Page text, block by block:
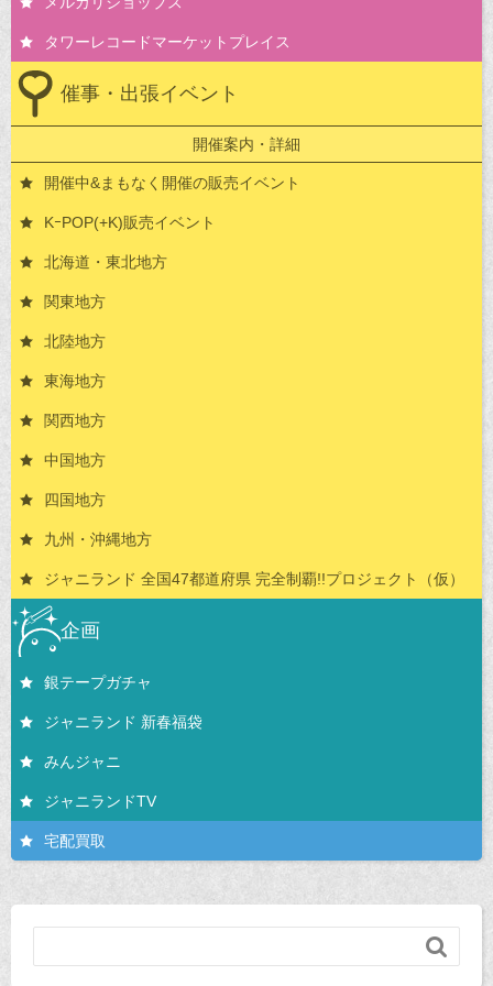
タワーレコードマーケットプレイス
催事・出張イベント
開催案内・詳細
開催中&まもなく開催の販売イベント
KｰPOP(+K)販売イベント
北海道・東北地方
関東地方
北陸地方
東海地方
関西地方
中国地方
四国地方
九州・沖縄地方
ジャニランド 全国47都道府県 完全制覇!!プロジェクト（仮）
企画
銀テープガチャ
ジャニランド 新春福袋
みんジャニ
ジャニランドTV
宅配買取
